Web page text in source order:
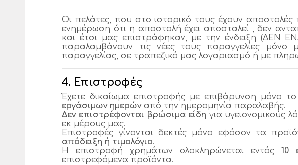
Οι πελάτες, που στο ιστορικό τους έχουν
ενημέρωση ότι η αποστολή έχει αποσταλεί , δεν
και έτσι μας επιστράφηκαν, με την ένδειξη
παραλαμβάνουν τις νέες τους παραγγελίες
παραγγελίας, σε τραπεζικό μας λογαριασμό ή με
4. Επιστροφές
Έχετε δικαίωμα επιστροφής με επιβάρυνση μόνο
εργάσιμων ημερών από την ημερομηνία παραλαβής.
Δεν επιστρέφονται βρώσιμα είδη για υγειονομικούς
εκ μέρους μας.
Επιστροφές γίνονται δεκτές μόνο εφόσον τα
απόδειξη ή τιμολόγιο.
Η επιστροφή χρημάτων ολοκληρώνεται εντός 10
επιστρεφόμενα προϊόντα.